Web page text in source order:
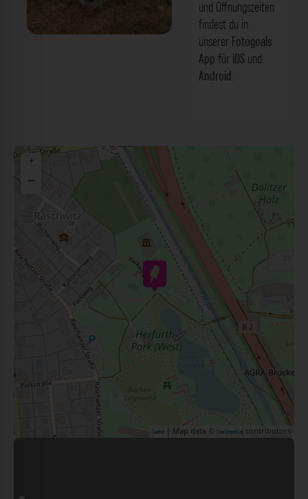
und Öffnungszeiten
findest du in
unserer Fotogoals
App für iOS und
Android.
+
−
Leaflet | Map data © OpenStreetMap contributors